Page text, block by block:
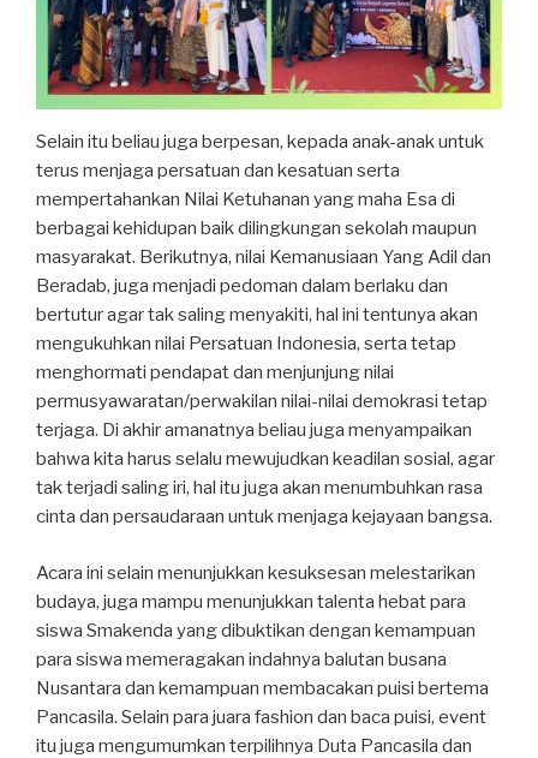
Selain itu beliau juga berpesan, kepada anak-anak untuk
terus menjaga persatuan dan kesatuan serta
mempertahankan Nilai Ketuhanan yang maha Esa di
berbagai kehidupan baik dilingkungan sekolah maupun
masyarakat. Berikutnya, nilai Kemanusiaan Yang Adil dan
Beradab, juga menjadi pedoman dalam berlaku dan
bertutur agar tak saling menyakiti, hal ini tentunya akan
mengukuhkan nilai Persatuan Indonesia, serta tetap
menghormati pendapat dan menjunjung nilai
permusyawaratan/perwakilan nilai-nilai demokrasi tetap
terjaga. Di akhir amanatnya beliau juga menyampaikan
bahwa kita harus selalu mewujudkan keadilan sosial, agar
tak terjadi saling iri, hal itu juga akan menumbuhkan rasa
cinta dan persaudaraan untuk menjaga kejayaan bangsa.
Acara ini selain menunjukkan kesuksesan melestarikan
budaya, juga mampu menunjukkan talenta hebat para
siswa Smakenda yang dibuktikan dengan kemampuan
para siswa memeragakan indahnya balutan busana
Nusantara dan kemampuan membacakan puisi bertema
Pancasila. Selain para juara fashion dan baca puisi, event
itu juga mengumumkan terpilihnya Duta Pancasila dan